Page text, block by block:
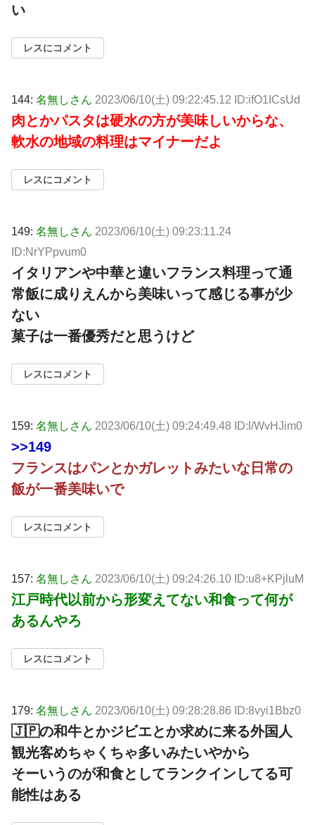
い
レスにコメント
144: 名無しさん 2023/06/10(土) 09:22:45.12 ID:ifO1ICsUd
肉とかパスタは硬水の方が美味しいからな、
軟水の地域の料理はマイナーだよ
レスにコメント
149: 名無しさん 2023/06/10(土) 09:23:11.24
ID:NrYPpvum0
イタリアンや中華と違いフランス料理って通
常飯に成りえんから美味いって感じる事が少
ない
菓子は一番優秀だと思うけど
レスにコメント
159: 名無しさん 2023/06/10(土) 09:24:49.48 ID:l/WvHJim0
>>149
フランスはパンとかガレットみたいな日常の
飯が一番美味いで
レスにコメント
157: 名無しさん 2023/06/10(土) 09:24:26.10 ID:u8+KPjluM
江戸時代以前から形変えてない和食って何が
あるんやろ
レスにコメント
179: 名無しさん 2023/06/10(土) 09:28:28.86 ID:8vyi1Bbz0
🇯🇵の和牛とかジビエとか求めに来る外国人
観光客めちゃくちゃ多いみたいやから
そーいうのが和食としてランクインしてる可
能性はある